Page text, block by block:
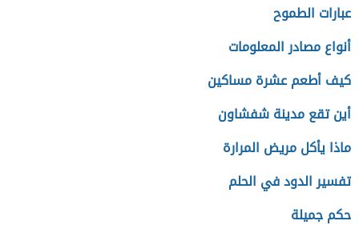
عبارات الطموح
أنواع مصادر المعلومات
كيف أطعم عشرة مساكين
أين تقع مدينة شفشاون
ماذا يأكل مريض المرارة
تفسير الدود في الحلم
حكم جميلة